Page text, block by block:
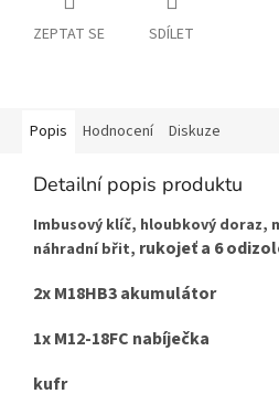
ZEPTAT SE SDÍLET
Popis Hodnocení Diskuze
Detailní popis produktu
Imbusový klíč, hloubkový doraz,
náhradní břit, rukojeť a 6
2x M18HB3 akumulátor
1x M12-18FC nabíječka
kufr